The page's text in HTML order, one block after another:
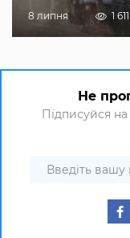
8 липня 1 611
Не
Підписуйся